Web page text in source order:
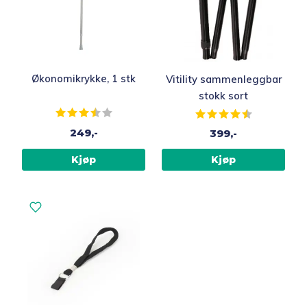
Økonomikrykke, 1 stk
Karakter:
249,-
Kjøp
Vitility sammenleggbar
stokk sort
Karakter:
399,-
Kjøp